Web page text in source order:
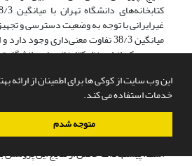
این وب سایت از کوکی ها برای اطمینان از ارائه
خدمات استفاده می کند.
متوجه شدم
غیرایرانی با توجه به وضعیت دسترسی و
می‌دهد که از این نظر کتابخانه‌های دانشگاه
در مجموع می‌توان گفت کیفیت کتب
کتابخانه‌های دانشگاه تهران نتوانسته
غیرایرانی را برآورده سازد و تنها از نظر
راحت برای دانشجویان انتظارات
است. پیشنهادات حاصل از نتایج این پژوهش